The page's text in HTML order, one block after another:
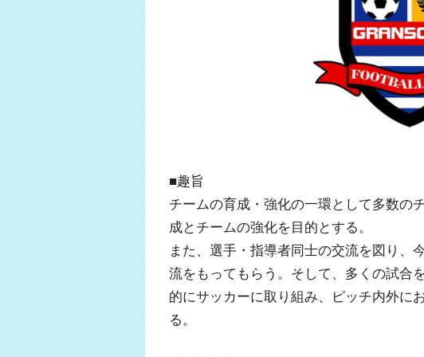
■趣旨
チームの育成・強化の一環として多数の
成とチームの強化を目的とする。
また、選手・指導者同士の交流を図り、
流をもってもらう。そして、多くの試合
的にサッカーに取り組み、ピッチ内外に
る。